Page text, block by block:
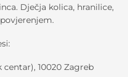
Dječja kolica, hranilice,
10020 Zagreb